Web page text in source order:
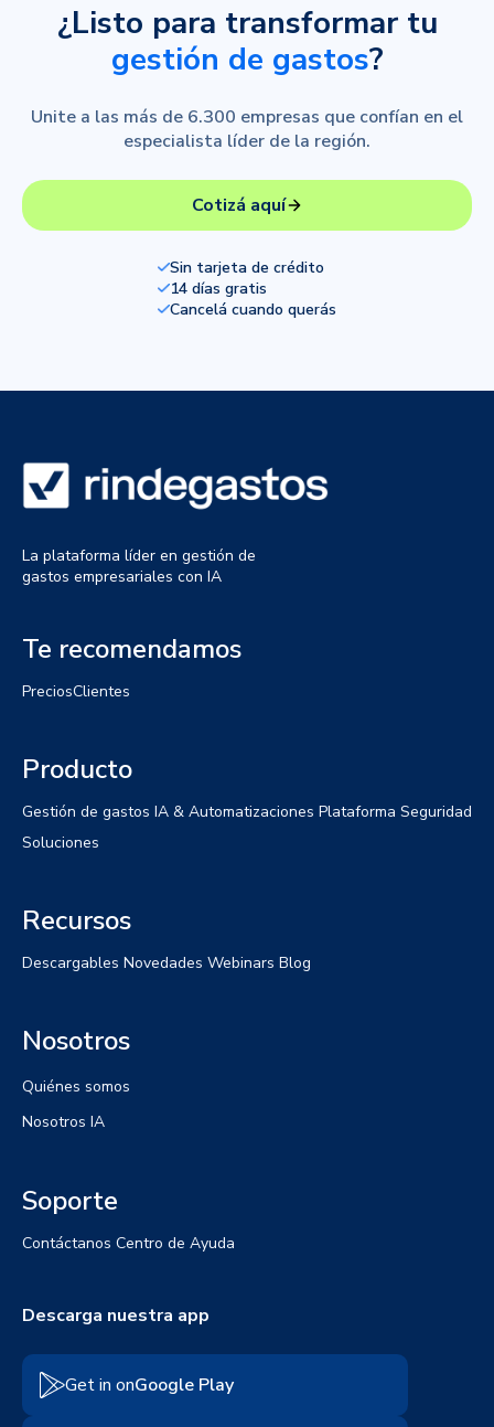
¿Listo para transformar tu
gestión de gastos?
Unite a las más de 6.300 empresas que confían en el
especialista líder de la región.
Cotizá aquí
Sin tarjeta de crédito
14 días gratis
Cancelá cuando querás
La plataforma líder en gestión de
gastos empresariales con IA
Te recomendamos
PreciosClientes
Producto
Gestión de gastos IA & Automatizaciones Plataforma Seguridad
Soluciones
Recursos
Descargables Novedades Webinars Blog
Nosotros
Quiénes somos
Nosotros IA
Soporte
Contáctanos Centro de Ayuda
Descarga nuestra app
Get in onGoogle Play